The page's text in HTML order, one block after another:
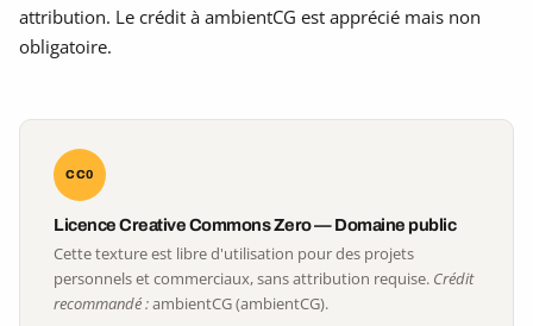
attribution. Le crédit à ambientCG est apprécié mais non
obligatoire.
CC0
Licence Creative Commons Zero — Domaine public
Cette texture est libre d'utilisation pour des projets
personnels et commerciaux, sans attribution requise. Crédit
recommandé :ambientCG (ambientCG).